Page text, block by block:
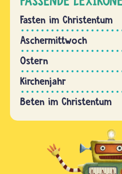
Fasten im Christentum
Aschermittwoch
Ostern
Kirchenjahr
Beten im Christentum